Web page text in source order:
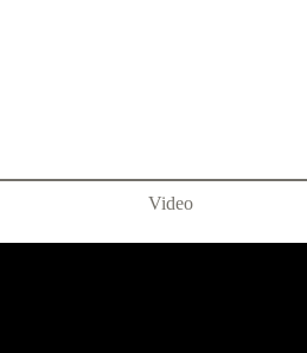
Video